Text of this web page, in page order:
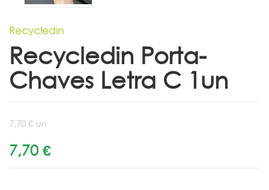
Recycledin
Recycledin Porta-
Chaves Letra C 1un
7,70 € un
7,70 €